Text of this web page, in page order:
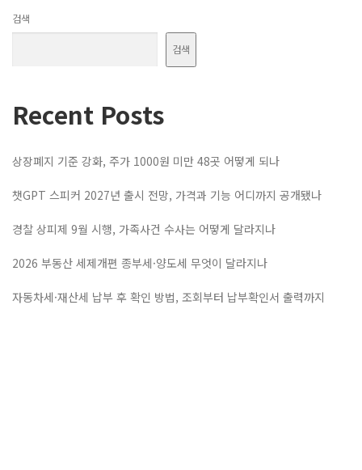
검색
검색
Recent Posts
상장폐지 기준 강화, 주가 1000원 미만 48곳 어떻게 되나
챗GPT 스피커 2027년 출시 전망, 가격과 기능 어디까지 공개됐나
경찰 상피제 9월 시행, 가족사건 수사는 어떻게 달라지나
2026 부동산 세제개편 종부세·양도세 무엇이 달라지나
자동차세·재산세 납부 후 확인 방법, 조회부터 납부확인서 출력까지